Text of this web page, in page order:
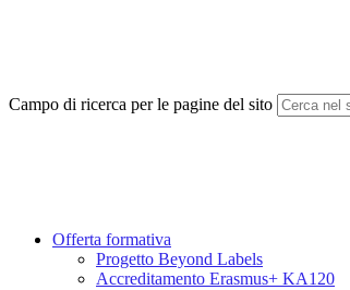
Campo di ricerca per le pagine del sito
Offerta formativa
Progetto Beyond Labels
Accreditamento Erasmus+ KA120